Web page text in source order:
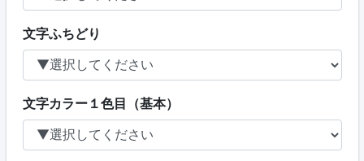
文字ふちどり
文字カラー１色目（基本）